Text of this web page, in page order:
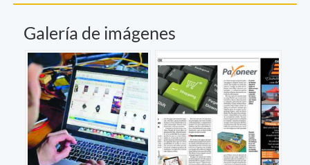
Galería de imágenes